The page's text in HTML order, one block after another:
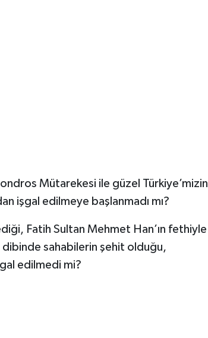
Mütarekesi ile güzel Türkiye’mizin
işgal edilmeye başlanmadı mı?
Fatih Sultan Mehmet Han’ın fethiyle
dibinde sahabilerin şehit olduğu,
edilmedi mi?